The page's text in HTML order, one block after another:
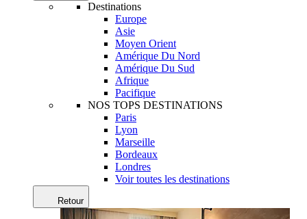
Destinations
Europe
Asie
Moyen Orient
Amérique Du Nord
Amérique Du Sud
Afrique
Pacifique
NOS TOPS DESTINATIONS
Paris
Lyon
Marseille
Bordeaux
Londres
Voir toutes les destinations
Retour